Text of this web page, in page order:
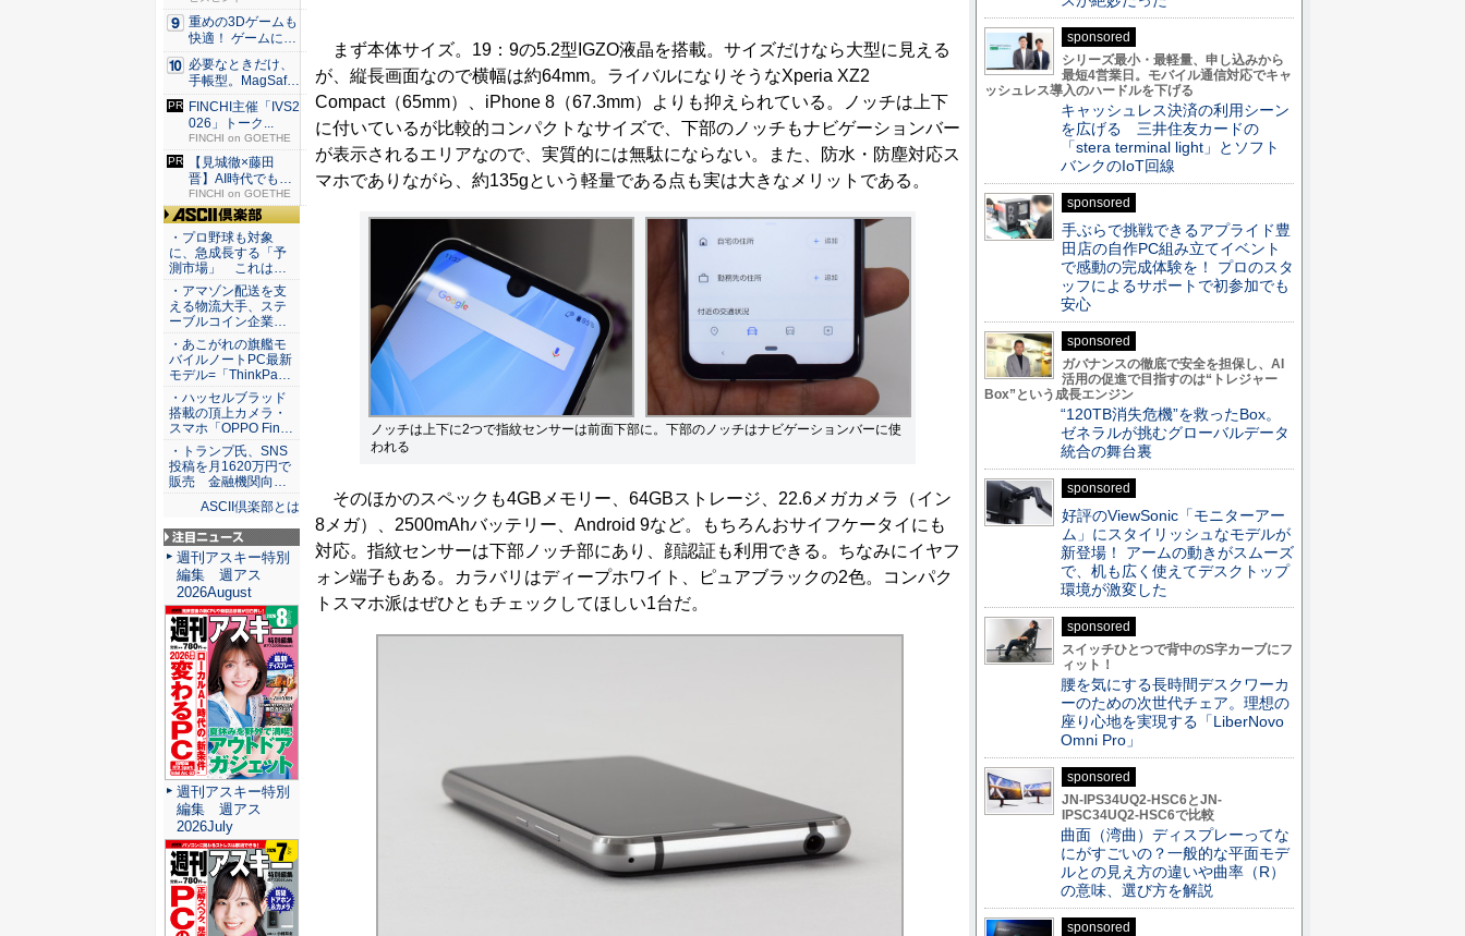
まず本体サイズ。19：9の5.2型IGZO液晶を搭載。サイズだけなら大型に見える
が、縦長画面なので横幅は約64mm。ライバルになりそうなXperia XZ2
Compact（65mm）、iPhone 8（67.3mm）よりも抑えられている。ノッチは上下
に付いているが比較的コンパクトなサイズで、下部のノッチもナビゲーションバー
が表示されるエリアなので、実質的には無駄にならない。また、防水・防塵対応ス
マホでありながら、約135gという軽量である点も実は大きなメリットである。
ノッチは上下に2つで指紋センサーは前面下部に。下部のノッチはナビゲーションバーに使
われる
そのほかのスペックも4GBメモリー、64GBストレージ、22.6メガカメラ（イン
8メガ）、2500mAhバッテリー、Android 9など。もちろんおサイフケータイにも
対応。指紋センサーは下部ノッチ部にあり、顔認証も利用できる。ちなみにイヤフ
ォン端子もある。カラバリはディープホワイト、ピュアブラックの2色。コンパク
トスマホ派はぜひともチェックしてほしい1台だ。
重めの3Dゲームも
快適！ ゲームに強
いH...
必要なときだけ、
手帳型。MagSaf
e・...
FINCHI主催「IVS2
026」トーク...
FINCHI on GOETHE
【見城徹×藤田
晋】AI時代でも変
わらない...
FINCHI on GOETHE
ASCII倶楽部
・プロ野球も対象
に、急成長する「予
測市場」 これは…
・アマゾン配送を支
える物流大手、ステ
ーブルコイン企業…
・あこがれの旗艦モ
バイルノートPC最新
モデル=「ThinkPa…
・ハッセルブラッド
搭載の頂上カメラ・
スマホ「OPPO Fin…
・トランプ氏、SNS
投稿を月1620万円で
販売 金融機関向…
ASCII倶楽部とは
注目ニュース
週刊アスキー特別
編集 週アス
2026August
週刊アスキー特別
編集 週アス
2026July
sponsored
シリーズ最小・最軽量、申し込みから
最短4営業日。モバイル通信対応でキャ
ッシュレス導入のハードルを下げる
キャッシュレス決済の利用シーン
を広げる 三井住友カードの
「stera terminal light」とソフト
バンクのIoT回線
sponsored
手ぶらで挑戦できるアプライド豊
田店の自作PC組み立てイベント
で感動の完成体験を！ プロのスタ
ッフによるサポートで初参加でも
安心
sponsored
ガバナンスの徹底で安全を担保し、AI
活用の促進で目指すのは“トレジャー
Box”という成長エンジン
“120TB消失危機”を救ったBox。
ゼネラルが挑むグローバルデータ
統合の舞台裏
sponsored
好評のViewSonic「モニターアー
ム」にスタイリッシュなモデルが
新登場！ アームの動きがスムーズ
で、机も広く使えてデスクトップ
環境が激変した
sponsored
スイッチひとつで背中のS字カーブにフ
ィット！
腰を気にする長時間デスクワーカ
ーのための次世代チェア。理想の
座り心地を実現する「LiberNovo
Omni Pro」
sponsored
JN-IPS34UQ2-HSC6とJN-
IPSC34UQ2-HSC6で比較
曲面（湾曲）ディスプレーってな
にがすごいの？一般的な平面モデ
ルとの見え方の違いや曲率（R）
の意味、選び方を解説
sponsored